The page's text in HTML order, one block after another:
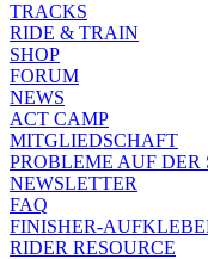
TRACKS
RIDE & TRAIN
SHOP
FORUM
NEWS
ACT CAMP
MITGLIEDSCHAFT
PROBLEME AUF
NEWSLETTER
FAQ
FINISHER-
RIDER RESOURCE